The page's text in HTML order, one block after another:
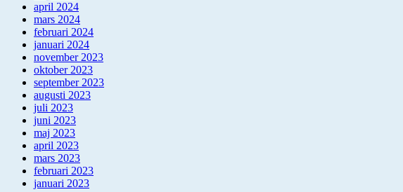
april 2024
mars 2024
februari 2024
januari 2024
november 2023
oktober 2023
september 2023
augusti 2023
juli 2023
juni 2023
maj 2023
april 2023
mars 2023
februari 2023
januari 2023